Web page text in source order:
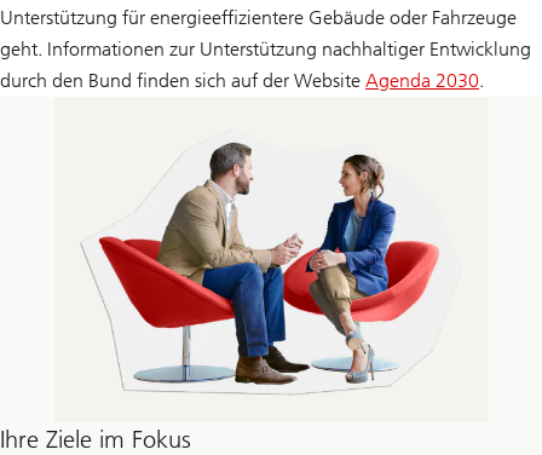
Unterstützung für energieeffizientere Gebäude oder Fahrzeuge
geht. Informationen zur Unterstützung nachhaltiger Entwicklung
durch den Bund finden sich auf der Website Agenda 2030.
Ihre Ziele im Fokus